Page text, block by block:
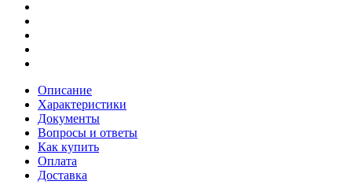
Описание
Характеристики
Документы
Вопросы и ответы
Как купить
Оплата
Доставка